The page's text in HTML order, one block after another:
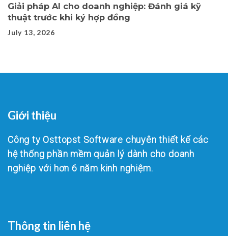
Giải pháp AI cho doanh nghiệp: Đánh giá kỹ
thuật trước khi ký hợp đồng
July 13, 2026
Giới thiệu
Công ty Osttopst Software chuyên thiết kế các
hệ thống phần mềm quản lý dành cho doanh
nghiệp với hơn 6 năm kinh nghiệm.
Thông tin liên hệ